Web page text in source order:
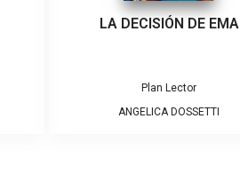
LA DECISIÓN DE EMA
Plan Lector
ANGELICA DOSSETTI